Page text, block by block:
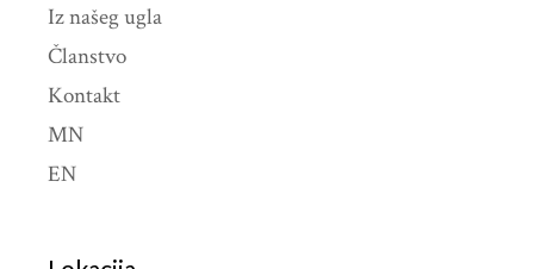
Iz našeg ugla
Članstvo
Kontakt
MN
EN